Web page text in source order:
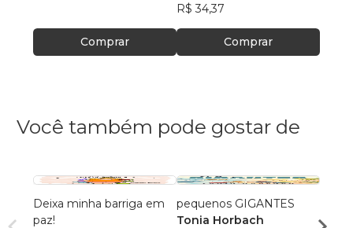
Comprar
R$ 34,37
Comprar
Você também pode gostar de
Deixa minha barriga em
paz!
pequenos GIGANTES
Tonia Horbach